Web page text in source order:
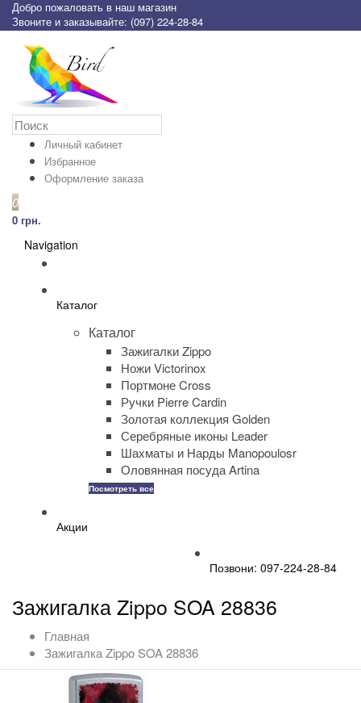
Добро пожаловать в наш магазин
Звоните и заказывайте: (097) 224-28-84
Личный кабинет
Избранное
Оформление заказа
0
0 грн.
Navigation
Каталог
Каталог
Зажигалки Zippo
Ножи Victorinox
Портмоне Cross
Ручки Pierre Cardin
Золотая коллекция Golden
Серебряные иконы Leader
Шахматы и Нарды Manopoulosr
Оловянная посуда Artina
Посмотреть все
Акции
Позвони: 097-224-28-84
Зажигалка Zippo SOA 28836
Главная
Зажигалка Zippo SOA 28836